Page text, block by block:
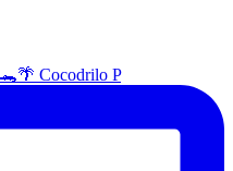
Cocodrilo P